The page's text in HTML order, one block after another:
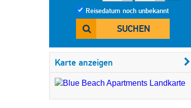
Reisedatum noch unbekannt
SUCHEN
Karte anzeigen